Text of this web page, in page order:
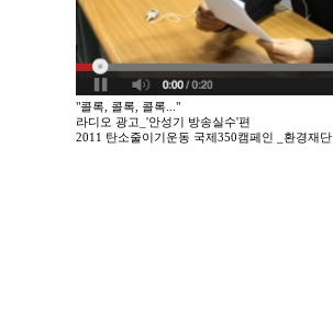
"콜록, 콜록, 콜록..."
라디오 광고_'안성기 방송실수'편
2011 탄소줄이기운동 국제350캠페인 _환경재단